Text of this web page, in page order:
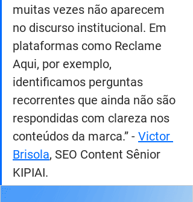
muitas vezes não aparecem
no discurso institucional. Em
plataformas como Reclame
Aqui, por exemplo,
identificamos perguntas
recorrentes que ainda não são
respondidas com clareza nos
conteúdos da marca.” - Victor
Brisola, SEO Content Sênior
KIPIAI.